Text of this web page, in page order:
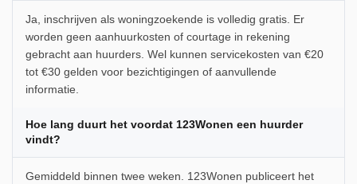
Ja, inschrijven als woningzoekende is volledig gratis. Er
worden geen aanhuurkosten of courtage in rekening
gebracht aan huurders. Wel kunnen servicekosten van €20
tot €30 gelden voor bezichtigingen of aanvullende
informatie.
Hoe lang duurt het voordat 123Wonen een huurder
vindt?
Gemiddeld binnen twee weken. 123Wonen publiceert het